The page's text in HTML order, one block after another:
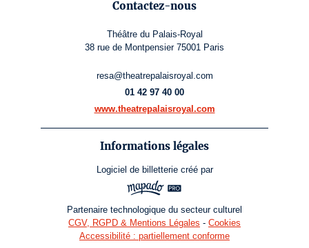
Contactez-nous
Théâtre du Palais-Royal
38 rue de Montpensier 75001 Paris
resa@theatrepalaisroyal.com
01 42 97 40 00
www.theatrepalaisroyal.com
Informations légales
Logiciel de billetterie créé par
Partenaire technologique du secteur culturel
CGV, RGPD & Mentions Légales - Cookies
Accessibilité : partiellement conforme